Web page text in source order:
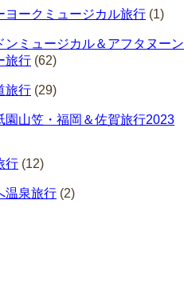
ヨークミュージカル旅行 (1)
ンミュージカル＆アフタヌーン
旅行 (62)
旅行 (29)
園山笠・福岡＆佐賀旅行2023
行 (12)
温泉旅行 (2)